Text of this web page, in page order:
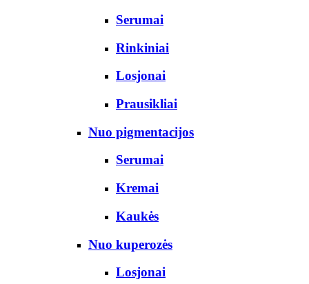
Serumai
Rinkiniai
Losjonai
Prausikliai
Nuo pigmentacijos
Serumai
Kremai
Kaukės
Nuo kuperozės
Losjonai